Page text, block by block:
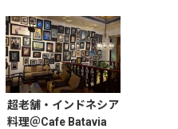
超老舗・インドネシア
料理＠Cafe Batavia